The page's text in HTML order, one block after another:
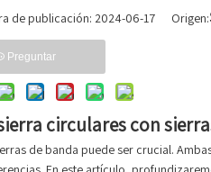
de publicación: 2024-06-17 Origen:
Preguntar
circulares con
de banda puede ser crucial.